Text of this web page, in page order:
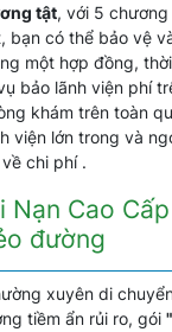
tật, với 5
bạn có thể bảo vệ
một hợp đồng,
bảo lãnh viện phí
khám trên toàn
viện lớn trong và
chi phí .
Nạn Cao
đường
xuyên di
tiềm ẩn rủi ro, gói